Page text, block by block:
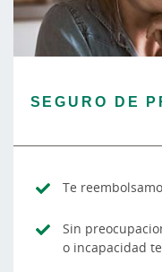
SEGURO DE
Te
Sin
o incapacidad